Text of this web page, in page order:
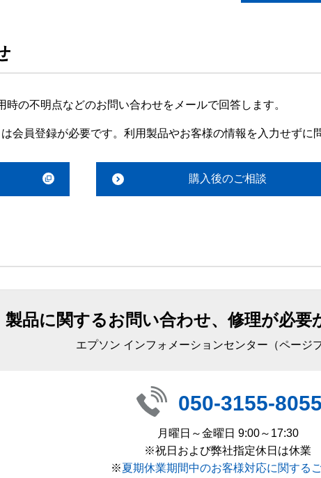
の不明点などのお問い合わせをメールで回答します。
会員登録が必要です。利用製品やお客様の情報を入力せずに
購入後のご相談
製品に関するお問い合わせ、修理が必要
エプソン インフォメーションセンター（ページ
050-3155-8055
月曜日～金曜日 9:00～17:30
※祝日および弊社指定休日は休業
※夏期休業期間中のお客様対応に関する